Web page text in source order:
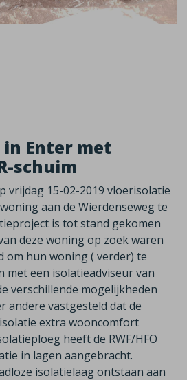
Enter met
schuim
vrijdag 15-02-2019 vloerisolatie
aan de Wierdenseweg te
is tot stand gekomen
deze woning op zoek waren
om hun woning ( verder) te
met een isolatieadviseur van
verschillende mogelijkheden
andere vastgesteld dat de
extra wooncomfort
heeft de RWF/HFO
in lagen aangebracht.
isolatielaag ontstaan aan